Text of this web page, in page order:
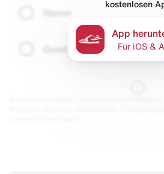
Good Hood
kostenlosen
App
Für iOS &